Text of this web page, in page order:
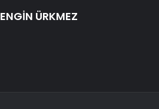
ENGİN ÜRKMEZ